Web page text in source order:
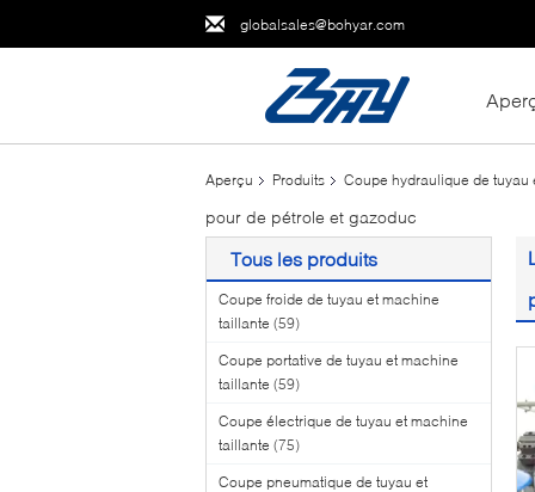
globalsales@bohyar.com
Aperçu Produits Coupe hydraulique de tuyau
pour de pétrole et gazoduc
Tous les produits
Coupe froide de tuyau et machine
taillante (59)
Coupe portative de tuyau et machine
taillante (59)
Coupe électrique de tuyau et machine
taillante (75)
Coupe pneumatique de tuyau et